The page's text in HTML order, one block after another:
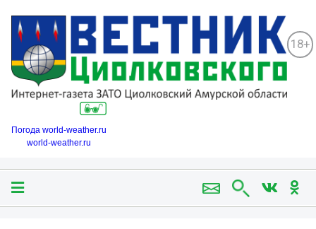
18+
Погода world-weather.ru
world-weather.ru